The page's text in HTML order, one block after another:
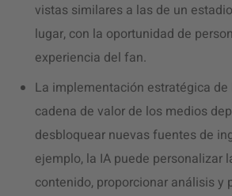
vistas similares a las de un
lugar, con la oportunidad de
experiencia del fan.
La implementación estratégica
cadena de valor de los medios
desbloquear nuevas fuentes de
ejemplo, la IA puede personalizar
contenido, proporcionar análisis y